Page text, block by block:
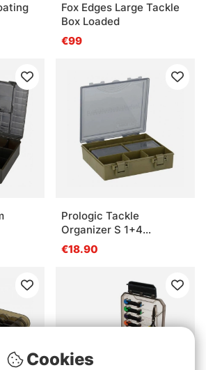
Fox Edges Large Tackle
Box Loaded
€99
Prologic Tackle
Organizer S 1+4
BoxSystem
(23.5x20x6cm)
€18.90
Cookies